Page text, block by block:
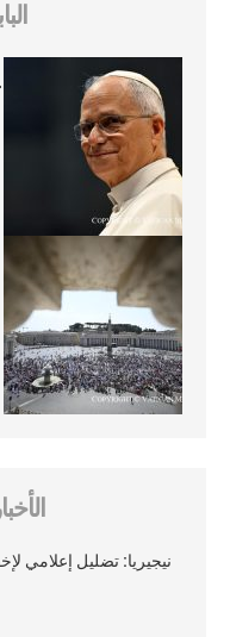
نيجيريا: تضليل إعلامي